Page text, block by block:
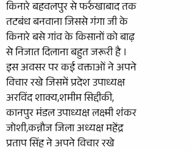
किनारे बहवलपुर से फर्रुखाबाद तक
तटबंध बनवाना जिससे गंगा जी के
किनारे बसे गांव के किसानों को बाढ़
से निजात दिलाना बहुत जरूरी है ।
इस अवसर पर कई वक्ताओं ने अपने
विचार रखे जिसमें प्रदेश उपाध्यक्ष
अरविंद शाक्य,शमीम सिद्दीकी,
कानपुर मंडल उपाध्यक्ष लक्ष्मी शंकर
जोशी,कन्नौज जिला अध्यक्ष महेंद्र
प्रताप सिंह ने अपने विचार रखे